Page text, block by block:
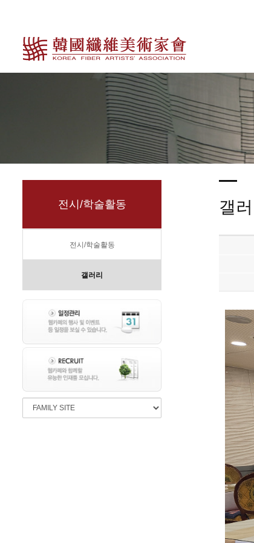
전시/학술활동
전시/학술활동
갤러리
갤러